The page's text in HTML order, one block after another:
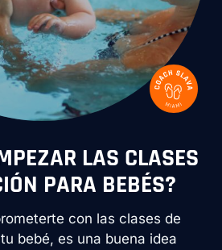
LAS CLASES
PARA BEBÉS?
con las clases de
bebé, es una buena idea